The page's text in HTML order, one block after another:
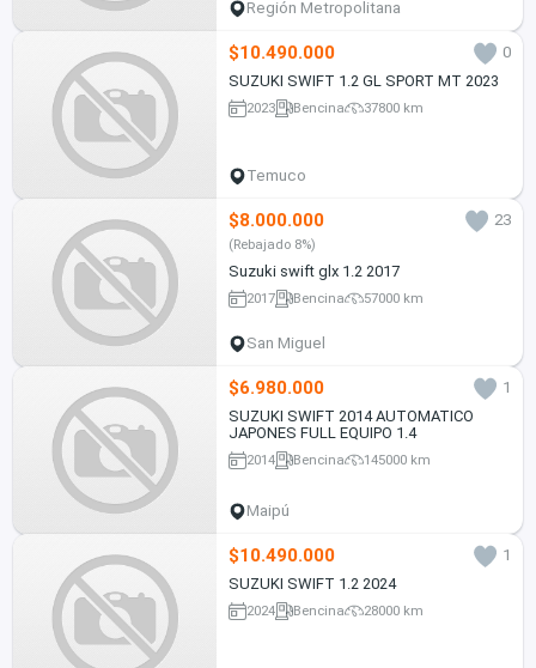
Región Metropolitana
$10.490.000
0
SUZUKI SWIFT 1.2 GL SPORT MT 2023
2023 Bencina 37800 km
Temuco
$8.000.000 23
(Rebajado 8%)
Suzuki swift glx 1.2 2017
2017 Bencina 57000 km
San Miguel
$6.980.000
1
SUZUKI SWIFT 2014 AUTOMATICO
JAPONES FULL EQUIPO 1.4
2014 Bencina 145000 km
Maipú
$10.490.000
1
SUZUKI SWIFT 1.2 2024
2024 Bencina 28000 km